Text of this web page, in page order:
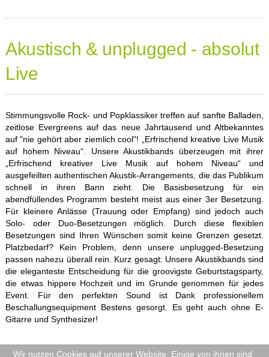
Akustisch & unplugged - absolut
Live
Stimmungsvolle Rock- und Popklassiker treffen auf sanfte Balladen,
zeitlose Evergreens auf das neue Jahrtausend und Altbekanntes
auf "nie gehört aber ziemlich cool"! „Erfrischend kreative Live Musik
auf hohem Niveau“. Unsere Akustikbands überzeugen mit ihrer
„Erfrischend kreativer Live Musik auf hohem Niveau“ und
ausgefeilten authentischen Akustik-Arrangements, die das Publikum
schnell in ihren Bann zieht. Die Basisbesetzung für ein
abendfüllendes Programm besteht meist aus einer 3er Besetzung.
Für kleinere Anlässe (Trauung oder Empfang) sind jedoch auch
Solo- oder Duo-Besetzungen möglich. Durch diese flexiblen
Besetzungen sind Ihren Wünschen somit keine Grenzen gesetzt.
Platzbedarf? Kein Problem, denn unsere unplugged-Besetzung
passen nahezu überall rein. Kurz gesagt: Unsere Akustikbands sind
die eleganteste Entscheidung für die groovigste Geburtstags­party,
die etwas hippere Hochzeit und im Grunde genommen für jedes
Event. Für den perfekten Sound ist Dank professionellem
Beschallungs­equipment Bestens gesorgt.
Es geht auch ohne E-
Gitarre und Synthesizer!
Besucherzähler
Wir nutzen Cookies auf unserer Website. Einige von ihnen sind